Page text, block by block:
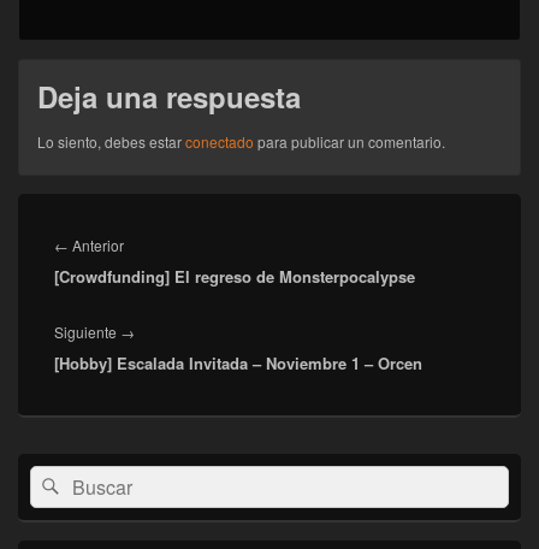
Deja una respuesta
Lo siento, debes estarconectado para publicar un comentario.
de
entradas
← AnteriorEntrada
anterior:
[Crowdfunding] El regreso de Monsterpocalypse
Siguiente →
siguiente:
[Hobby] Escalada Invitada – Noviembre 1 – Orcen
El
área
de
widget
Buscar
por:
Buscar